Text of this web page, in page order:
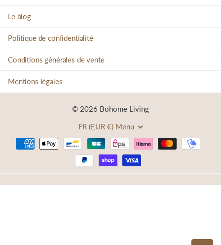
Le blog
Politique de confidentialité
Conditions générales de vente
Mentions légales
© 2026 Bohome Living
FR (EUR €) Menu